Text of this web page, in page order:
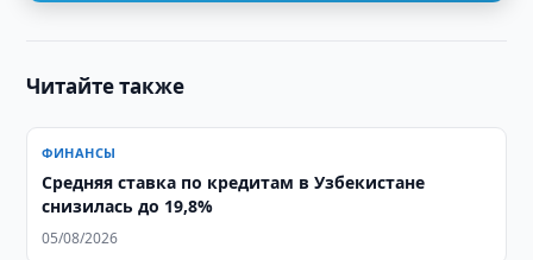
Читайте также
ФИНАНСЫ
Средняя ставка по кредитам в Узбекистане
снизилась до 19,8%
05/08/2026